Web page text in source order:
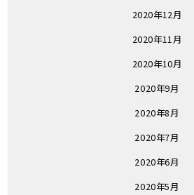
2020年12月
2020年11月
2020年10月
2020年9月
2020年8月
2020年7月
2020年6月
2020年5月